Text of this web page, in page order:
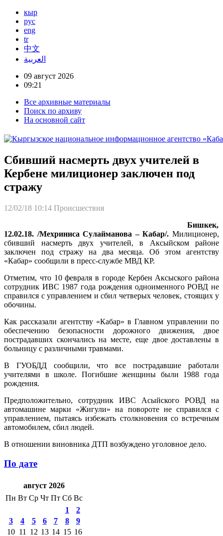
кыр
рус
eng
tr
中文
العربية
09 август 2026
09:21
Все архивные материалы
Поиск по архиву
На основной сайт
Сбивший насмерть двух учителей в
Кербене милиционер заключен под
стражу
12/02/18 10:14 Происшествия
Бишкек,
12.02.18. /Мехриниса Сулайманова – Кабар/. Милиционер,
сбивший насмерть двух учителей, в Аксыйском районе
заключен под стражу на два месяца. Об этом агентству
«Кабар» сообщили в пресс-службе МВД КР.
Отметим, что 10 февраля в городе Кербен Аксыского района
сотрудник ИВС 1987 года рождения одноименного РОВД не
справился с управлением и сбил четверых человек, стоящих у
обочины.
Как рассказали агентству «Кабар» в Главном управлении по
обеспечению безопасности дорожного движения, двое
пострадавших скончались на месте, еще двое доставлены в
больницу с различными травмами.
В ГУОБДД сообщили, что все пострадавшие работали
учителями в школе. Погибшие женщины были 1988 года
рождения.
Предположительно, сотрудник ИВС Асыйского РОВД на
автомашине марки «Жигули» на повороте не справился с
управлением, пытаясь избежать столкновения со встречным
автомобилем, сбил людей.
В отношении виновника ДТП возбуждено уголовное дело.
По дате
август 2026
Пн Вт Ср Чт Пт Сб Вс
1
2
3
4 5 6 7 8
9
10 11 12 13 14 15 16